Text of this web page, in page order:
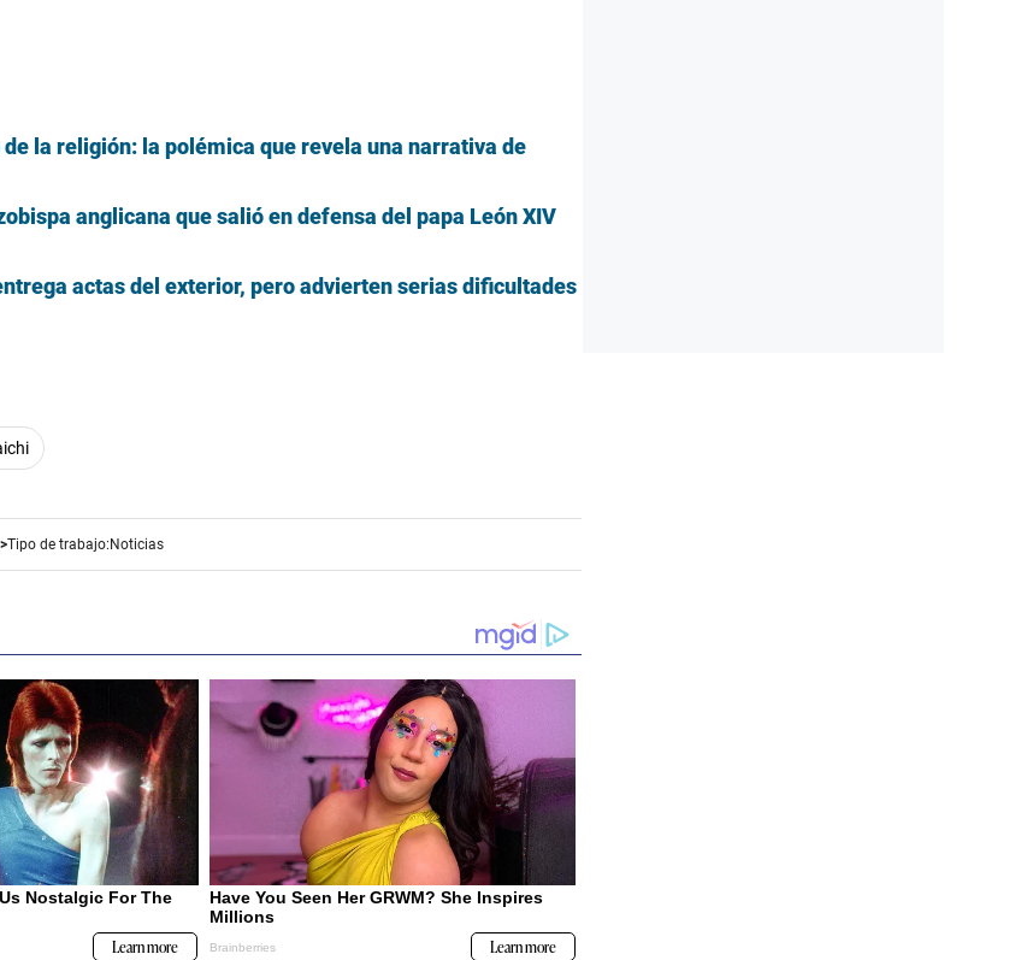
la religión: la polémica que revela una narrativa de
anglicana que salió en defensa del papa León XIV
actas del exterior, pero advierten serias dificultades
Tipo de trabajo:Noticias